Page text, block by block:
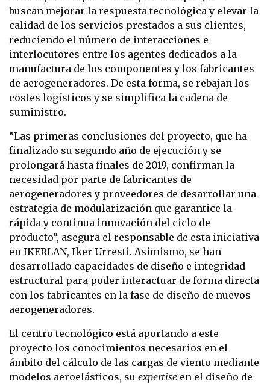
buscan mejorar la respuesta tecnológica y elevar la
calidad de los servicios prestados a sus clientes,
reduciendo el número de interacciones e
interlocutores entre los agentes dedicados a la
manufactura de los componentes y los fabricantes
de aerogeneradores. De esta forma, se rebajan los
costes logísticos y se simplifica la cadena de
suministro.
“Las primeras conclusiones del proyecto, que ha
finalizado su segundo año de ejecución y se
prolongará hasta finales de 2019, confirman la
necesidad por parte de fabricantes de
aerogeneradores y proveedores de desarrollar una
estrategia de modularización que garantice la
rápida y continua innovación del ciclo de
producto”, asegura el responsable de esta iniciativa
en IKERLAN, Iker Urresti. Asimismo, se han
desarrollado capacidades de diseño e integridad
estructural para poder interactuar de forma directa
con los fabricantes en la fase de diseño de nuevos
aerogeneradores.
El centro tecnológico está aportando a este
proyecto los conocimientos necesarios en el
ámbito del cálculo de las cargas de viento mediante
modelos aeroelásticos, su expertise en el diseño de